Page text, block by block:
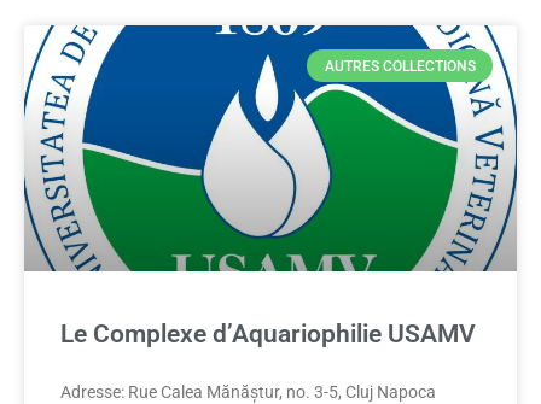
AUTRES COLLECTIONS
Le Complexe d’Aquariophilie USAMV
Adresse: Rue Calea Mănăștur, no. 3-5, Cluj Napoca